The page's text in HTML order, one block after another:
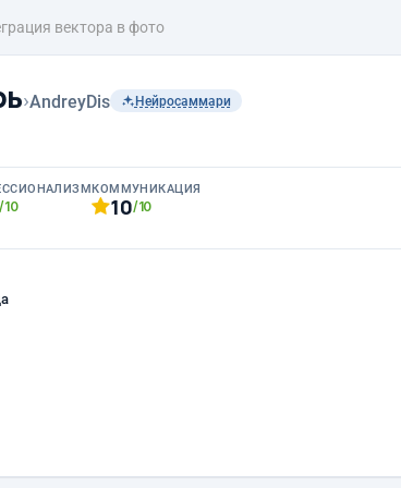
вектора в фото
›AndreyDis Нейросаммари
/10
КОММУНИКАЦИЯ
10/10